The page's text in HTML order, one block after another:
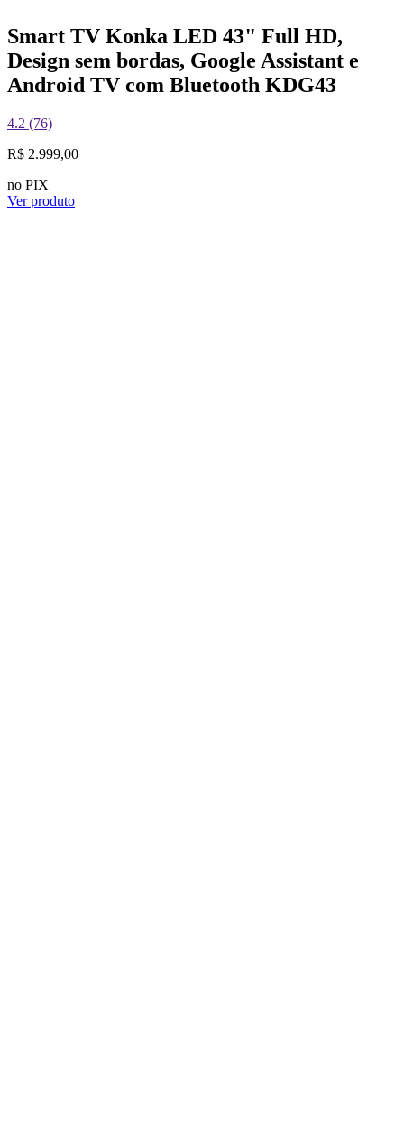
Smart TV Konka LED 43" Full HD,
Design sem bordas, Google Assistant e
Android TV com Bluetooth KDG43
4.2 (76)
R$ 2.999,00
no PIX
Ver produto